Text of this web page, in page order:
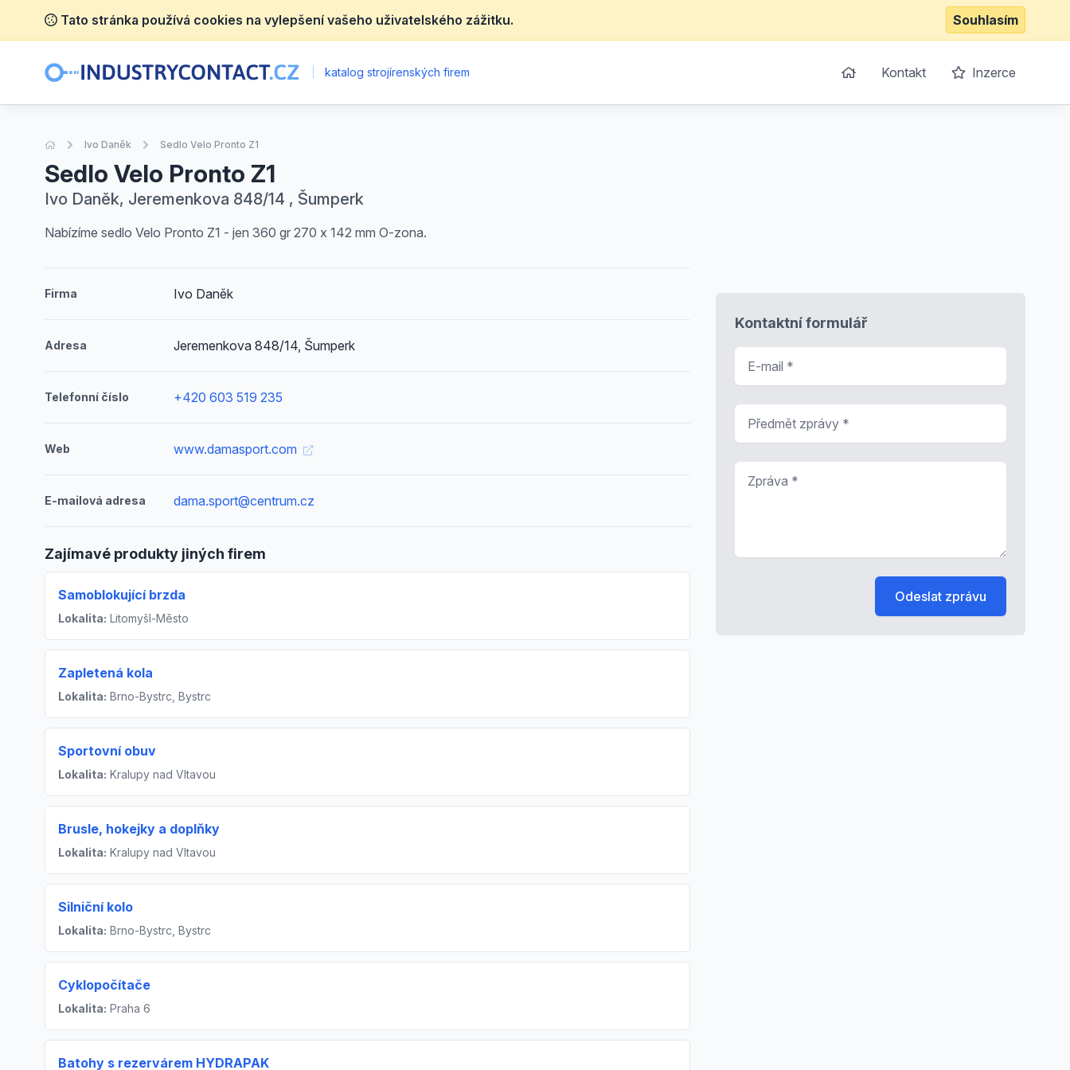
Tato stránka používá cookies na vylepšení vašeho uživatelského zážitku. Souhlasím
katalog strojírenských firem Kontakt Inzerce
Úvodní stránka
Ivo Daněk Sedlo Velo Pronto Z1
Sedlo Velo Pronto Z1
Ivo Daněk, Jeremenkova 848/14 , Šumperk
Nabízíme sedlo Velo Pronto Z1 - jen 360 gr 270 x 142 mm O-zona.
Firma Ivo Daněk
Adresa Jeremenkova 848/14, Šumperk
Telefonní číslo +420 603 519 235
Web www.damasport.com
E-mailová adresa dama.sport@centrum.cz
Zajímavé produkty jiných firem
Samoblokující brzda
Lokalita: Litomyšl-Město
Zapletená kola
Lokalita: Brno-Bystrc, Bystrc
Sportovní obuv
Lokalita: Kralupy nad Vltavou
Brusle, hokejky a doplňky
Lokalita: Kralupy nad Vltavou
Silniční kolo
Lokalita: Brno-Bystrc, Bystrc
Cyklopočítače
Lokalita: Praha 6
Batohy s rezervárem HYDRAPAK
Kontaktní formulář
Odeslat zprávu